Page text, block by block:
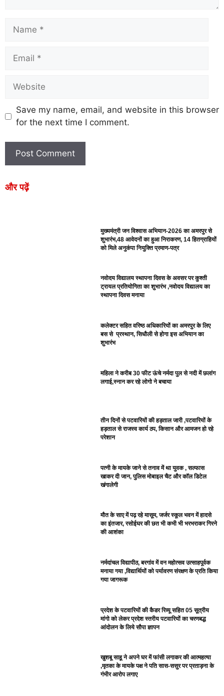
Save my name, email, and website in this browser
for the next time I comment.
और पढ़ें
मुख्यमंत्री जन विश्वास अभियान-2026 का अमरपुर से
शुभारंभ,48 आवेदनों का हुआ निराकरण, 14 हितग्राहियों
को मिले अनुकंपा नियुक्ति प्रमाण-पत्र
नवोदय विद्यालय स्थापना दिवस के अवसर पर कुश्ती
ट्रायल प्रतियोगिता का शुभारंभ ,नवोदय विद्यालय का
स्थापना दिवस मनाया
कलेक्टर सहित वरिष्ठ अधिकारियों का अमरपुर के लिए
बस से प्रस्थान, सिधौली से होगा इस अभियान का
शुभारंभ
महिला ने करीब 30 फीट ऊंचे नर्मदा पुल से नदी में छलांग
लगाई,स्नान कर रहे लोगो ने बचाया
तीन दिनों से पटवारियों की हड़ताल जारी ,पटवारियों के
हड़ताल से राजस्व कार्य ठप, किसान और आमजन हो रहे
परेशान
पत्नी के मायके जाने से तनाव में था युवक , सल्फास
खाकर दी जान, पुलिस मोबाइल चैट और कॉल डिटेल
खंगालेगी
मौत के साए में पढ़ रहे मासूम, जर्जर स्कूल भवन में हादसे
का इंतजार, रसोईघर की छत भी कभी भी भरभराकर गिरने
की आशंका
नर्मदांचल विद्यापीठ, बरगांव में वन महोत्सव उत्साहपूर्वक
मनाया गया ,विद्यार्थियों को पर्यावरण संरक्षण के प्रति किया
गया जागरूक
प्रदेश के पटवारियों की कैडर रिव्यू सहित 05 सूत्रीय
मांगो को लेकर प्रदेश स्तरीय पटवारियों का चरणबद्ध
आंदोलन के लिये सौपा ज्ञापन
खुशबू साहू ने अपने घर में फांसी लगाकर की आत्महत्या
,मृतका के मायके पक्ष ने पति सास-ससुर पर प्रताड़ना के
गंभीर आरोप लगाए